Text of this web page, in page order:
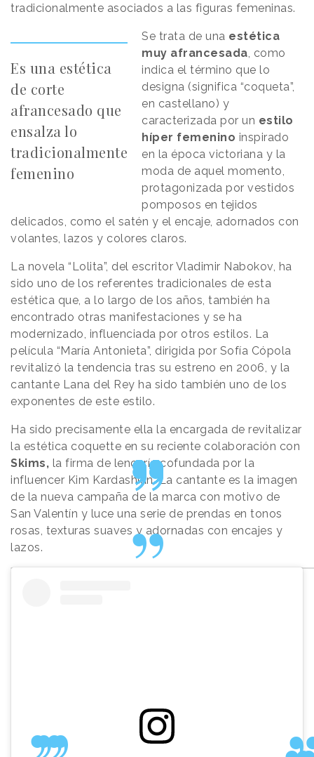
tradicionalmente asociados a las figuras femeninas.
Es una estética
de corte
afrancesado que
ensalza lo
tradicionalmente
femenino
Se trata de una estética
muy afrancesada , como
indica el término que lo
designa (significa “coqueta”,
en castellano) y
caracterizada por un estilo
híper femenino inspirado
en la época victoriana y la
moda de aquel momento,
protagonizada por vestidos
pomposos en tejidos
delicados, como el satén y el encaje, adornados con
volantes, lazos y colores claros.
La novela “Lolita”, del escritor Vladimir Nabokov, ha
sido uno de los referentes tradicionales de esta
estética que, a lo largo de los años, también ha
encontrado otras manifestaciones y se ha
modernizado, influenciada por otros estilos. La
película “María Antonieta”, dirigida por Sofía Cópola
revitalizó la tendencia tras su estreno en 2006, y la
cantante Lana del Rey ha sido también uno de los
exponentes de este estilo.
Ha sido precisamente ella la encargada de revitalizar
la estética coquette en su reciente colaboración con
Skims, la firma de lencería cofundada por la
influencer Kim Kardashian. La cantante es la imagen
de la nueva campaña de la marca con motivo de
San Valentín y luce una serie de prendas en tonos
rosas, texturas suaves y adornadas con encajes y
lazos.